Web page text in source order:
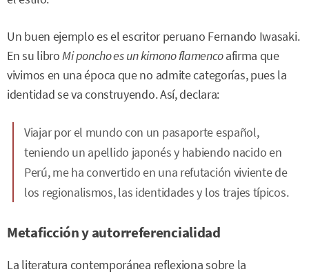
Un buen ejemplo es el escritor peruano Fernando Iwasaki.
En su libroMi poncho es un kimono flamencoafirma que
vivimos en una época que no admite categorías, pues la
identidad se va construyendo. Así, declara:
Viajar por el mundo con un pasaporte español,
teniendo un apellido japonés y habiendo nacido en
Perú, me ha convertido en una refutación viviente de
los regionalismos, las identidades y los trajes típicos.
Metaficción y autorreferencialidad
La literatura contemporánea reflexiona sobre la